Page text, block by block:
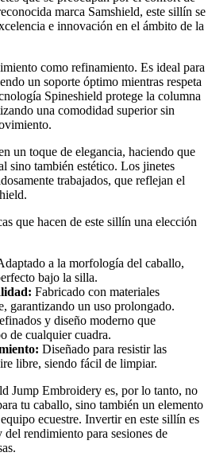
marca Samshield, este sillín se
e innovación en el ámbito de la
como refinamiento. Es ideal para
un soporte óptimo mientras respeta
Spineshield protege la columna
una comodidad superior sin
un toque de elegancia, haciendo que
sino también estético. Los jinetes
trabajados, que reflejan el
que hacen de este sillín una elección
a la morfología del caballo,
bajo la silla.
Fabricado con materiales
garantizando un uso prolongado.
y diseño moderno que
de cualquier cuadra.
Diseñado para resistir las
libre, siendo fácil de limpiar.
Jump Embroidery es, por lo tanto, no
tu caballo, sino también un elemento
ecuestre. Invertir en este sillín es
rendimiento para sesiones de